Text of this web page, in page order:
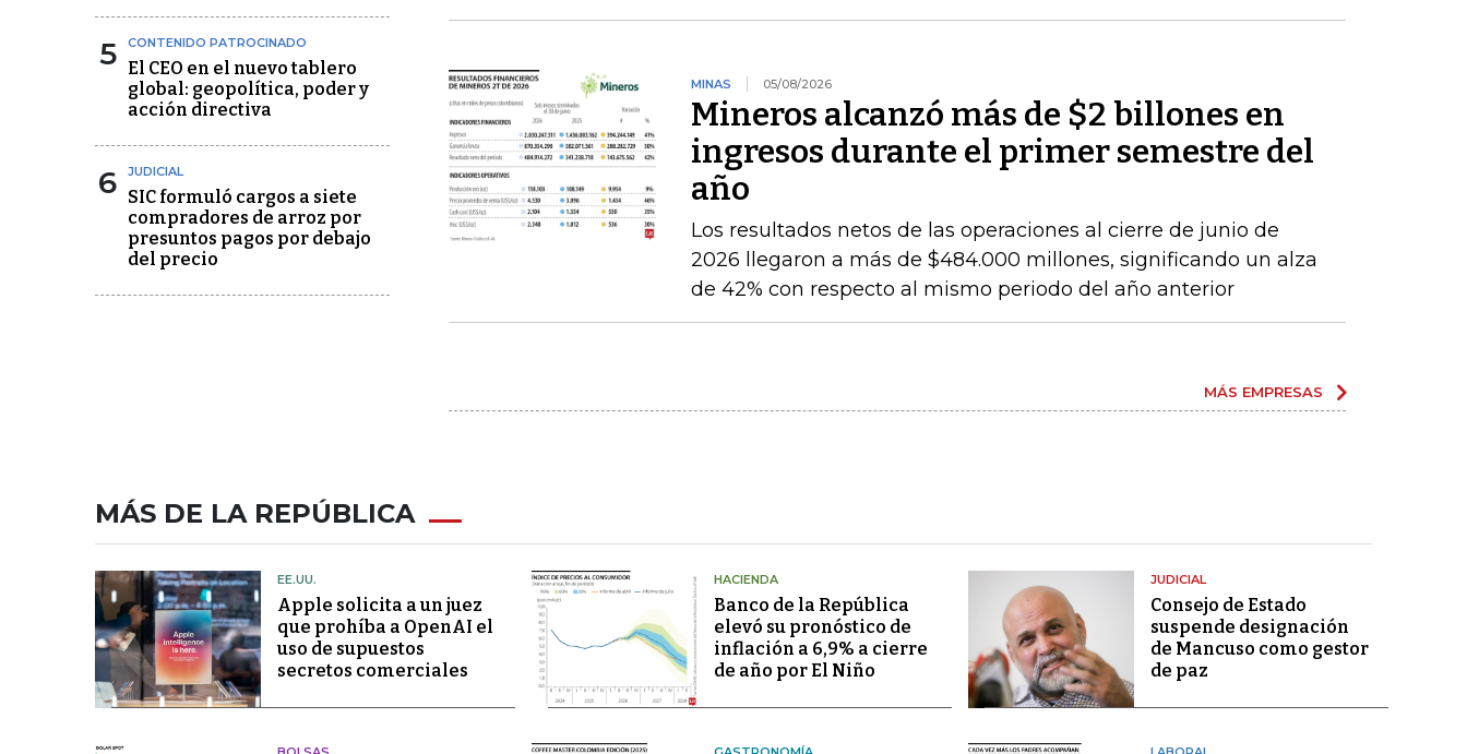
5 CONTENIDO PATROCINADO
El CEO en el nuevo tablero
global: geopolítica, poder y
acción directiva
6 JUDICIAL
SIC formuló cargos a siete
compradores de arroz por
presuntos pagos por debajo
del precio
MINAS 05/08/2026
Mineros alcanzó más de $2 billones en
ingresos durante el primer semestre del
año
Los resultados netos de las operaciones al cierre de junio de
2026 llegaron a más de $484.000 millones, significando un alza
de 42% con respecto al mismo periodo del año anterior
MÁS EMPRESAS
MÁS DE LA REPÚBLICA
EE.UU.
Apple solicita a un juez
que prohíba a OpenAI el
uso de supuestos
secretos comerciales
HACIENDA
Banco de la República
elevó su pronóstico de
inflación a 6,9% a cierre
de año por El Niño
JUDICIAL
Consejo de Estado
suspende designación
de Mancuso como gestor
de paz